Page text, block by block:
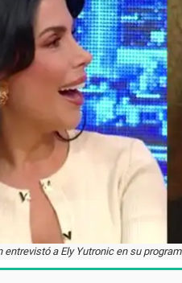
entrevistó a Ely Yutronic en su